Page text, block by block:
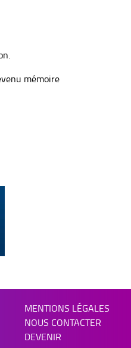
mémoire
MENTIONS LÉGALES
NOUS CONTACTER
DEVENIR